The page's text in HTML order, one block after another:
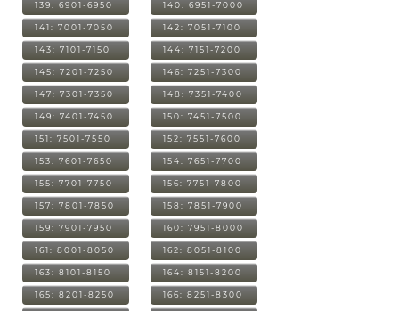
139: 6901-6950 140: 6951-7000
141: 7001-7050 142: 7051-7100
143: 7101-7150 144: 7151-7200
145: 7201-7250 146: 7251-7300
147: 7301-7350 148: 7351-7400
149: 7401-7450 150: 7451-7500
151: 7501-7550 152: 7551-7600
153: 7601-7650 154: 7651-7700
155: 7701-7750 156: 7751-7800
157: 7801-7850 158: 7851-7900
159: 7901-7950 160: 7951-8000
161: 8001-8050 162: 8051-8100
163: 8101-8150 164: 8151-8200
165: 8201-8250 166: 8251-8300